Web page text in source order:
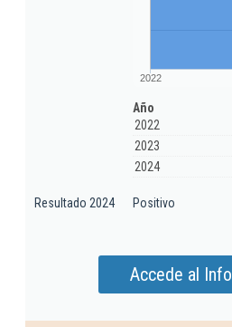
2022
Año
2022
2023
2024
Resultado 2024 Positivo
Accede al